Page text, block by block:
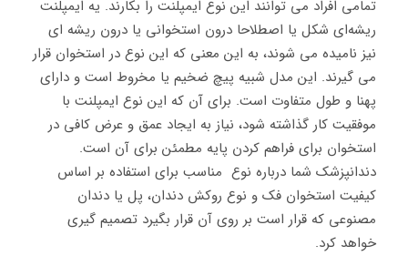
تمامی افراد می توانند این نوع ایمپلنت را بکارند. یه ایمپلنت
ریشه‌ای شکل یا اصطلاحا درون استخوانی یا درون ریشه ای
نیز نامیده می شوند، به این معنی که این نوع در استخوان قرار
می گیرند. این مدل شبیه پیچ ضخیم یا مخروط است و دارای
پهنا و طول متفاوت است. برای آن که این نوع ایمپلنت با
موفقیت کار گذاشته شود، نیاز به ایجاد عمق و عرض کافی در
استخوان برای فراهم کردن پایه مطمئن برای آن است.
دندانپزشک شما درباره نوع مناسب برای استفاده بر اساس
کیفیت استخوان فک و نوع روکش دندان، پل یا دندان
مصنوعی که قرار است بر روی آن قرار بگیرد تصمیم گیری
خواهد کرد.